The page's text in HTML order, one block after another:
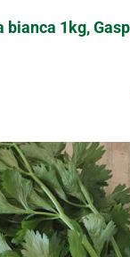
bianca 1kg,